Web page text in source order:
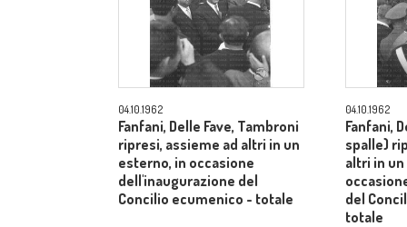
04.10.1962
Fanfani, Delle Fave, Tambroni
ripresi, assieme ad altri in un
esterno, in occasione
dell'inaugurazione del
Concilio ecumenico - totale
04.10.1962
Fanfani,
spalle)
altri in
del
totale